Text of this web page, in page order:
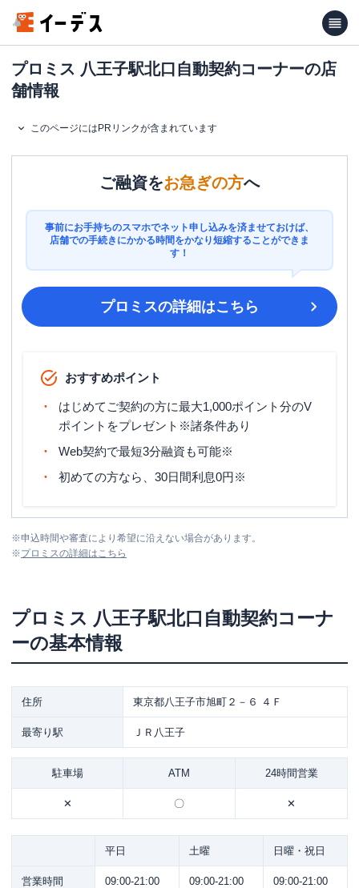
プロミス 八王子駅北口自動契約コーナーの店
舗情報
このページにはPRリンクが含まれています
ご融資をお急ぎの方へ
事前にお手持ちのスマホでネット申し込みを済ませておけば、
店舗での手続きにかかる時間をかなり短縮することができま
す！
プロミスの詳細はこちら
おすすめポイント
はじめてご契約の方に最大1,000ポイント分のV
ポイントをプレゼント※諸条件あり
Web契約で最短3分融資も可能※
初めての方なら、30日間利息0円※
※申込時間や審査により希望に沿えない場合があります。
※プロミスの詳細はこちら
プロミス 八王子駅北口自動契約コーナ
ーの基本情報
住所 東京都八王子市旭町２－６ ４Ｆ
最寄り駅 ＪＲ八王子
駐車場 ATM 24時間営業
✕ 〇 ✕
平日 土曜 日曜・祝日
営業時間 09:00-21:00 09:00-21:00 09:00-21:00